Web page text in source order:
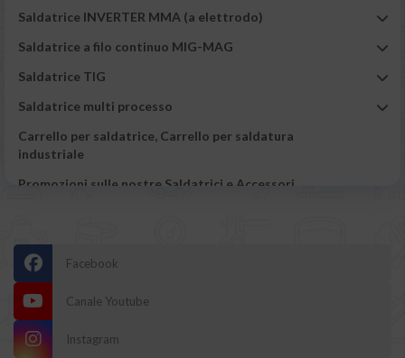
Saldatrice INVERTER MMA (a elettrodo)
Saldatrice a filo continuo MIG-MAG
Saldatrice TIG
Saldatrice multi processo
Carrello per saldatrice, Carrello per saldatura
industriale
Promozioni sulle nostre Saldatrici e Accessori
Taglio plasma
Tutti gli utensili e accessori di Saldatura
Magneti, calamite e supporti per saldatura
Spazzola e martellina
Facebook
Canale Youtube
Instagram